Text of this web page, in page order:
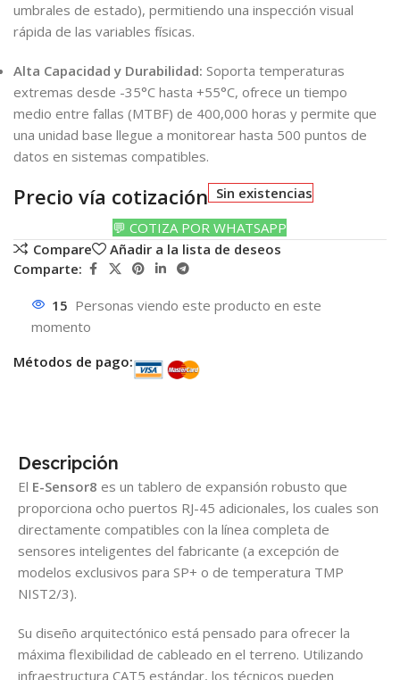
umbrales de estado), permitiendo una inspección visual
rápida de las variables físicas.
Alta Capacidad y Durabilidad: Soporta temperaturas
extremas desde -35°C hasta +55°C, ofrece un tiempo
medio entre fallas (MTBF) de 400,000 horas y permite que
una unidad base llegue a monitorear hasta 500 puntos de
datos en sistemas compatibles.
Precio vía cotización Sin existencias
💬 COTIZA POR WHATSAPP
Compare
Añadir a la lista de deseos
Comparte:
15 Personas viendo este producto en este
momento
Métodos de pago:
Descripción
El E-Sensor8 es un tablero de expansión robusto que
proporciona ocho puertos RJ-45 adicionales, los cuales son
directamente compatibles con la línea completa de
sensores inteligentes del fabricante (a excepción de
modelos exclusivos para SP+ o de temperatura TMP
NIST2/3).
Su diseño arquitectónico está pensado para ofrecer la
máxima flexibilidad de cableado en el terreno. Utilizando
infraestructura CAT5 estándar, los técnicos pueden